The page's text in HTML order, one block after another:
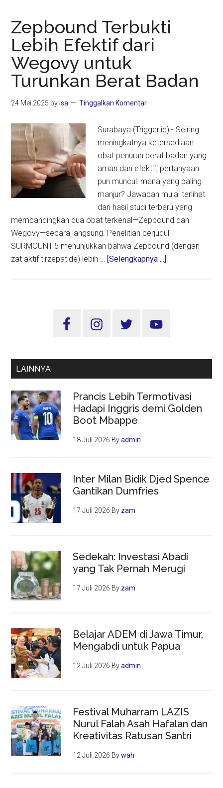
Zepbound Terbukti
Lebih Efektif dari
Wegovy untuk
Turunkan Berat Badan
24 Mei 2025 byisa Tinggalkan Komentar
Surabaya (Trigger.id) - Seiring
meningkatnya ketersediaan
obat penurun berat badan yang
aman dan efektif, pertanyaan
pun muncul: mana yang paling
manjur? Jawaban mulai terlihat
dari hasil studi terbaru yang
membandingkan dua obat terkenal—Zepbound dan
Wegovy—secara langsung. Penelitian berjudul
SURMOUNT-5 menunjukkan bahwa Zepbound (dengan
zat aktif tirzepatide) lebih … [Selengkapnya ...]
Turunkan
Sidebar
LAINNYA
Prancis Lebih Termotivasi
Hadapi Inggris demi Golden
Boot Mbappe
18 Juli 2026 Byadmin
Inter Milan Bidik Djed Spence
Gantikan Dumfries
17 Juli 2026 By zam
Sedekah: Investasi Abadi
yang Tak Pernah Merugi
17 Juli 2026 By zam
Belajar ADEM di Jawa Timur,
Mengabdi untuk Papua
12 Juli 2026 Byadmin
Festival Muharram LAZIS
Nurul Falah Asah Hafalan dan
Kreativitas Ratusan Santri
12 Juli 2026 Bywah